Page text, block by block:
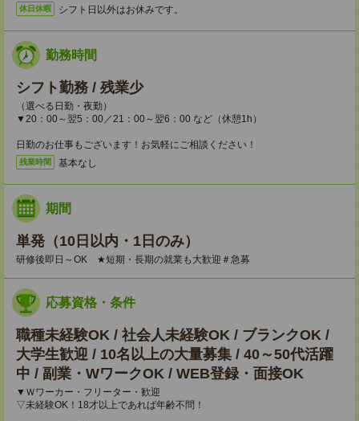
休日休暇 シフト日以外はお休みです。
勤務時間
シフト勤務 / 残業少
（選べる日勤・夜勤）
▼20：00～翌5：00／21：00～翌6：00 など（休憩1h）
日勤のお仕事もございます！お気軽にご相談ください！
残業時間 基本なし
期間
単発（10日以内・1日のみ）
研修後即日～OK ★短期・長期の就業も大歓迎＃急募
応募資格・条件
職種未経験OK / 社会人未経験OK / ブランクOK /
大学生歓迎 / 10名以上の大量募集 / 40～50代活躍
中 / 副業・WワークOK / WEB登録・面接OK
▼Ｗワーカー・フリーター・歓迎
▽未経験OK！18才以上であれば年齢不問！